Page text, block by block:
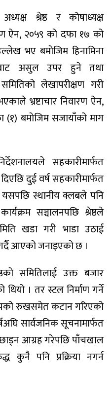
श्रेष्ठ र कोषाध्यक्ष
ऐन, २०५९ को दफा १७ को
भए बमोजिम हिनामिना
असुल उपर हुने तथा
लेखापरीक्षण गरी
भ्रष्टाचार निवारण ऐन,
बमोजिम सजायाँको माग
सहकारीमार्फत
दुई वर्ष सहकारीमार्फत
यसपछि स्थानीय क्लबले पनि
सञ्चालनपछि श्रेष्ठले
खडा गरी भाडा उठाई
आएको जनाइएको छ ।
समितिलाई उक्त बजार
। तर स्टल निर्माण गर्ने
रुखसमेत कटान गरिएको
सार्वजनिक सूचनामार्फत
छाड्न आग्रह गरेपछि पाँचखाल
कुनै पनि प्रक्रिया नगर्न